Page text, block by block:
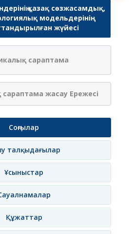
қазақ сөзжасамдық,
модельдерінің
жүйесі
сараптама
жасау Ережесі
Соңғылар
талқыдағылар
Ұсыныстар
Құжаттар